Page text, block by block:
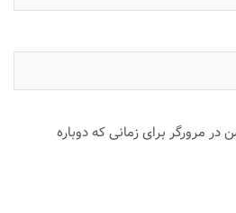
مرورگر برای زمانی که دوباره